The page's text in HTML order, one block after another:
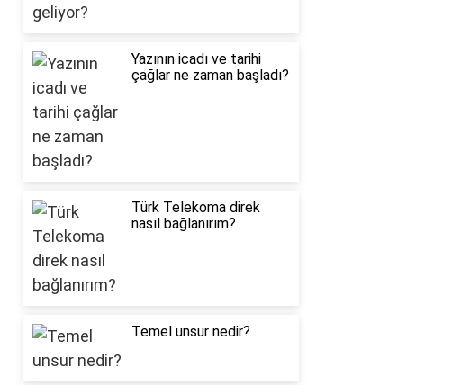
Yazının icadı ve tarihi
çağlar ne zaman başladı?
Türk Telekoma direk
nasıl bağlanırım?
Temel unsur nedir?